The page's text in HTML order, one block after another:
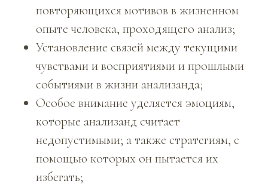
повторяющихся мотивов в жизненном
опыте человека, проходящего анализ;
Установление связей между текущими
чувствами и восприятиями и прошлыми
событиями в жизни анализанда;
Особое внимание уделяется эмоциям,
которые анализанд считает
недопустимыми; а также стратегиям, с
помощью которых он пытается их
избегать;